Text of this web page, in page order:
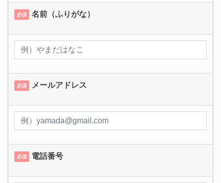
必須 名前（ふりがな）
必須 メールアドレス
必須 電話番号